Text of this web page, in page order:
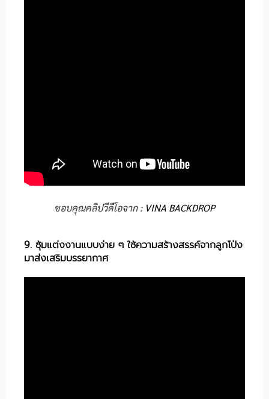
ขอบคุณคลิปวีดีโอจาก : VINA BACKDROP
9. ซุ้มแต่งงานแบบง่าย ๆ ใช้ความสร้างสรรค์จากลูกโป่ง
มาส่งเสริมบรรยากาศ